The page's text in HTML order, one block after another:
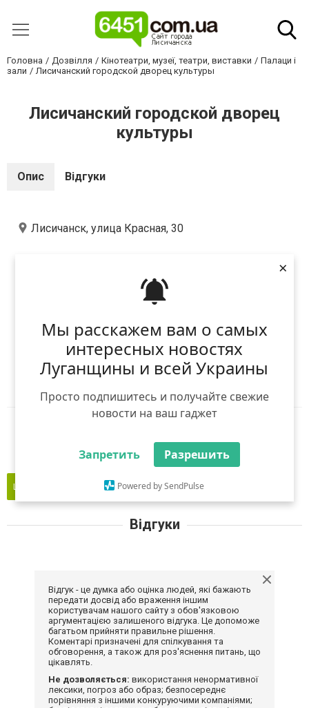
Мы расскажем вам о самых
интересных новостях
Луганщины и всей Украины
Просто подпишитесь и получайте свежие
новости на ваш гаджет
Запретить Разрешить
Powered by SendPulse
×
Головна Дозвілля Кінотеатри, музеї, театри, виставки
Палаци і
зали
Лисичанский городской дворец культуры
Лисичанский городской дворец
культуры
Опис Відгуки
Лисичанск, улица Красная, 30
Я рекомендую
Ніхто ще не рекомендував
Авторизуйтесь ,
Це моє підприємство
Відгуки
Відгук - це думка або оцінка людей, які бажають
передати досвід або враження іншим
користувачам нашого сайту з обов'язковою
аргументацією залишеного відгука. Це допоможе
багатьом прийняти правильне рішення.
Коментарі призначені для спілкування та
обговорення, а також для роз'яснення питань, що
цікавлять.
Не дозволяється: використання ненормативної
лексики, погроз або образ; безпосереднє
порівняння з іншими конкуруючими компаніями;